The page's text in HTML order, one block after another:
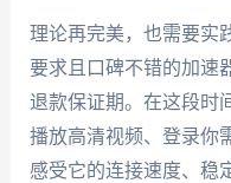
理论再完美，也需要实
要求且口碑不错的加速
退款保证期。在这段时
播放高清视频、登录你
感受它的连接速度、稳